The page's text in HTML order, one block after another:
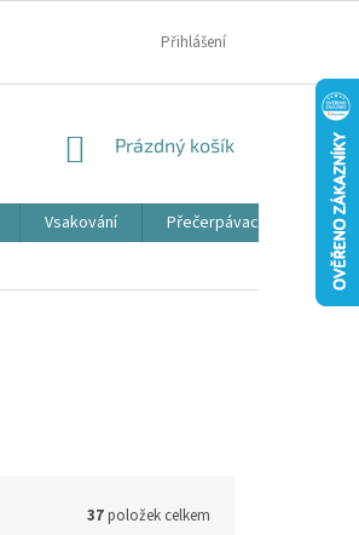
Přihlášení
NÁKUPNÍ
Prázdný košík
Vsakování Přečerpávací jímky
37položek celkem